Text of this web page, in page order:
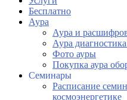
Бесплатно
Аура
Аура и
Аура
Фото ауры
Покупка аура
Семинары
Расписание
космоэнергетике